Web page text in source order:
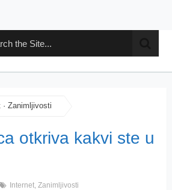
· Zanimljivosti
otkriva kakvi ste u
Internet, Zanimljivosti